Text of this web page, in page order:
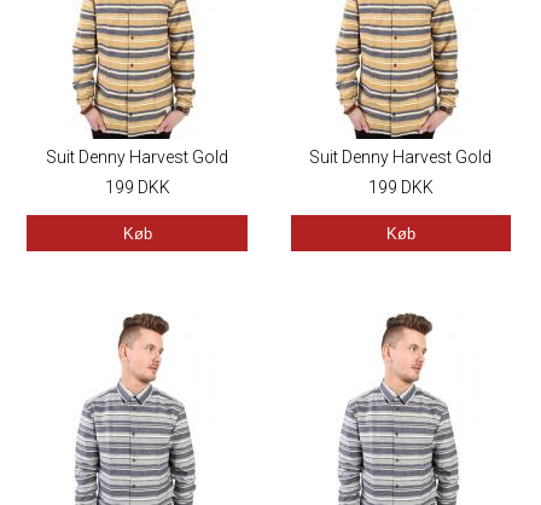
Suit Denny Harvest Gold
199 DKK
Køb
Suit Denny Harvest Gold
199 DKK
Køb